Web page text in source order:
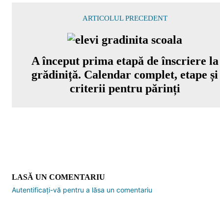
ARTICOLUL PRECEDENT
A început prima etapă de înscriere la
grădiniță. Calendar complet, etape și
criterii pentru părinți
LASĂ UN COMENTARIU
Autentificați-vă pentru a lăsa un comentariu